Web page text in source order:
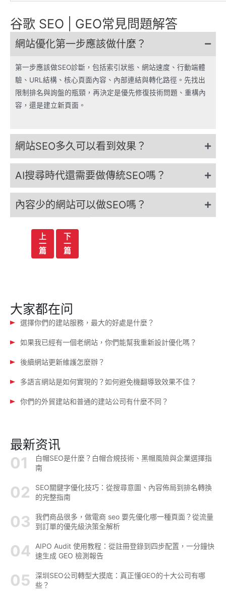
谷歌 SEO | GEO常見問題解答
網站優化第一步應該做什麼？
第一步應該做SEO診斷，包括索引狀態、網站速度、行動端體
驗、URL結構、核心頁面內容、內部連結與轉化路徑。先找出
限制排名與詢盤的瓶頸，再決定是優先修復技術問題、重構內
容，還是建立新頁面。
網站SEO多久可以看到效果？
AI搜尋時代還需要做傳統SEO嗎？
內容少的網站可以做SEO嗎？
上
一
篇
下
一
篇
大家都在问
選擇你們的建站服務，最大的好處是什麼？
如果我已經有一個老網站，你們能幫我重新設計優化嗎？
後續網站更新維護怎麼辦？
多語言網站是如何實現的？如何避免機翻導致效果不佳？
你們的外貿建站和普通的建站公司有什麼不同？
最新资讯
白帽SEO是什麼？白帽合規技術、黑帽風險與企業選擇指
南
SEO關鍵字優化技巧：從搜尋意圖、內容佈局到排名轉換
的完整指南
我們商品很多，做電商 seo 要先優化哪一種頁面？從流量
到訂單的優先級決策全解析
AIPO Audit 使用教程：從註冊登錄到四步配置，一分鐘快
速生成 GEO 檢測報告
深圳SEO公司轉型大摸底：真正懂GEO的十大公司有哪
些？